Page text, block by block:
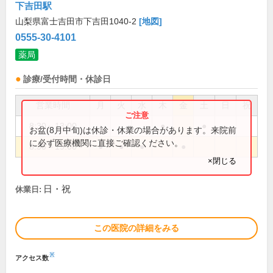
下吉田駅
山梨県富士吉田市下吉田1040-2 [地図]
0555-30-4101
薬局
診療/受付時間・休診日
祝
8:30～13:00 ●
8:30～19:00 ● ● ●
お盆(8月中旬)は休診・休業の場合があります。来院前
に必ず医療機関に直接ご確認ください。
×閉じる
休業日: 日・祝
この医院の詳細をみる
アクセス数※